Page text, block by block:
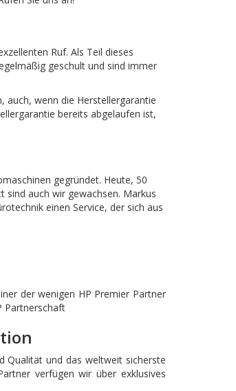
Ruf. Als Teil dieses
geschult und sind immer
auch, wenn die Herstellergarantie
bereits abgelaufen ist,
gegründet. Heute, 50
auch wir gewachsen. Markus
einen Service, der sich aus
der wenigen HP Premier Partner
Partnerschaft
Qualität und das weltweit sicherste
verfügen wir über exklusives